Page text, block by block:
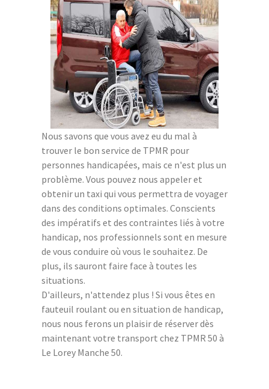
Nous savons que vous avez eu du mal à
trouver le bon service de TPMR pour
personnes handicapées, mais ce n'est plus un
problème. Vous pouvez nous appeler et
obtenir un taxi qui vous permettra de voyager
dans des conditions optimales. Conscients
des impératifs et des contraintes liés à votre
handicap, nos professionnels sont en mesure
de vous conduire où vous le souhaitez. De
plus, ils sauront faire face à toutes les
situations.
D'ailleurs, n'attendez plus ! Si vous êtes en
fauteuil roulant ou en situation de handicap,
nous nous ferons un plaisir de réserver dès
maintenant votre transport chez TPMR 50 à
Le Lorey Manche 50.